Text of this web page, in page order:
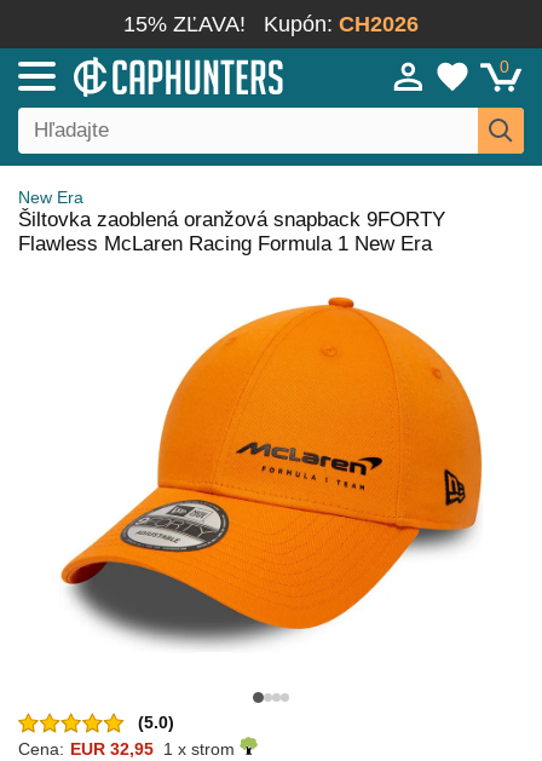
15% ZĽAVA! Kupón: CH2026
0
New Era
Šiltovka zaoblená oranžová snapback 9FORTY
Flawless McLaren Racing Formula 1 New Era
(5.0)
Cena: EUR 32,95 1 x strom